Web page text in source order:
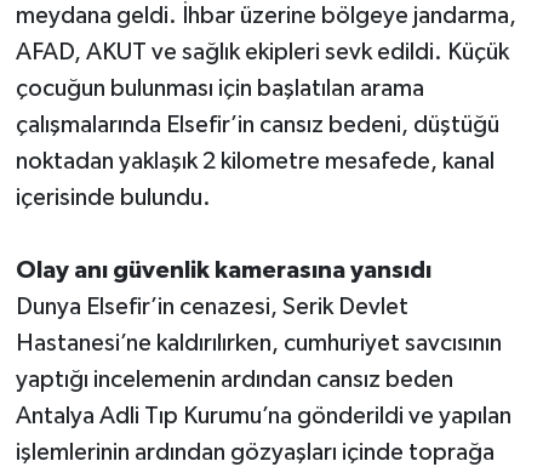
meydana geldi. İhbar üzerine bölgeye jandarma,
AFAD, AKUT ve sağlık ekipleri sevk edildi. Küçük
çocuğun bulunması için başlatılan arama
çalışmalarında Elsefir’in cansız bedeni, düştüğü
noktadan yaklaşık 2 kilometre mesafede, kanal
içerisinde bulundu.
Olay anı güvenlik kamerasına yansıdı
Dunya Elsefir’in cenazesi, Serik Devlet
Hastanesi’ne kaldırılırken, cumhuriyet savcısının
yaptığı incelemenin ardından cansız beden
Antalya Adli Tıp Kurumu’na gönderildi ve yapılan
işlemlerinin ardından gözyaşları içinde toprağa
Teknoloji
Televizyon
Turizm